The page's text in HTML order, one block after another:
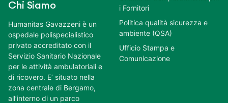
Chi Siamo
Humanitas Gavazzeni è un
ospedale polispecialistico
privato accreditato con il
Servizio Sanitario Nazionale
per le attività ambulatoriali e
di ricovero. E’ situato nella
zona centrale di Bergamo,
all’interno di un parco
i Fornitori
Politica qualità sicurezza e
ambiente (QSA)
Ufficio Stampa e
Comunicazione